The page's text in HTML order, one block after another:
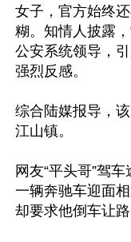
女子，官方始终
糊。知情人披露，
公安系统领导，
强烈反感。
综合陆媒报导，
江山镇。
网友“平头哥”驾
一辆奔驰车迎面
却要求他倒车让路